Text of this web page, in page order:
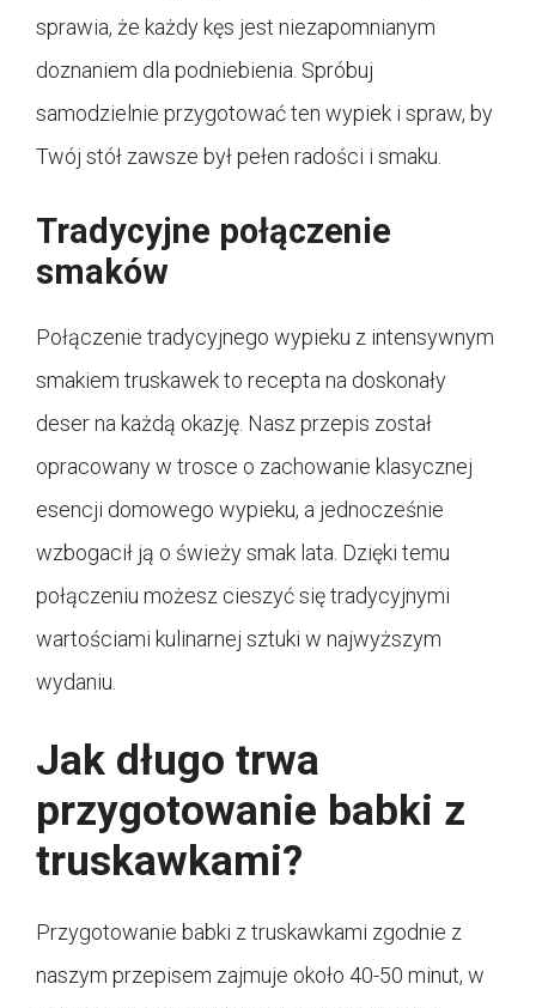
sprawia, że każdy kęs jest niezapomnianym
doznaniem dla podniebienia. Spróbuj
samodzielnie przygotować ten wypiek i spraw, by
Twój stół zawsze był pełen radości i smaku.
Tradycyjne połączenie
smaków
Połączenie tradycyjnego wypieku z intensywnym
smakiem truskawek to recepta na doskonały
deser na każdą okazję. Nasz przepis został
opracowany w trosce o zachowanie klasycznej
esencji domowego wypieku, a jednocześnie
wzbogacił ją o świeży smak lata. Dzięki temu
połączeniu możesz cieszyć się tradycyjnymi
wartościami kulinarnej sztuki w najwyższym
wydaniu.
Jak długo trwa
przygotowanie babki z
truskawkami?
Przygotowanie babki z truskawkami zgodnie z
naszym przepisem zajmuje około 40-50 minut, w